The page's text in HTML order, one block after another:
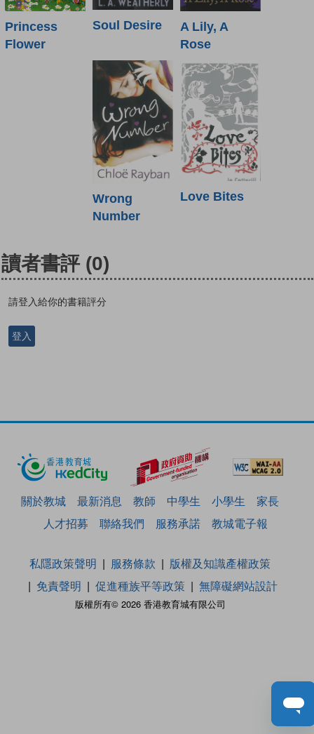
Princess
Flower
Soul Desire
A Lily, A
Rose
Wrong
Number
Love Bites
讀者書評 (0)
請登入給你的書籍評分
登入
關於教城 最新消息 教師 中學生 小學生
家長
人才招募
聯絡我們 服務承諾 教城電子報
版權所有© 2026 香港教育城有限公司
私隱政策聲明 服務條款
版權及知識產權政策
免責聲明
促進種族平等政策 無障礙網站設計